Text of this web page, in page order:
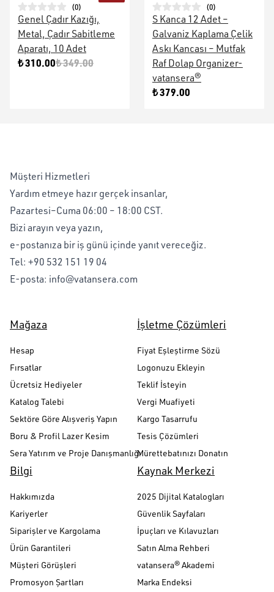
(0)
Genel Çadır Kazığı,
Metal, Çadır Sabitleme
Aparatı, 10 Adet
₺ 310.00₺ 349.00
(0)
S Kanca 12 Adet –
Galvaniz Kaplama Çelik
Askı Kancası – Mutfak
Raf Dolap Organizer-
vatansera®
₺ 379.00
Müşteri Hizmetleri
Yardım etmeye hazır gerçek insanlar,
Pazartesi–Cuma 06:00 – 18:00 CST.
Bizi arayın veya yazın,
e-postanıza bir iş günü içinde yanıt vereceğiz.
Tel: +90 532 151 19 04
E-posta: info@vatansera.com
Mağaza
Hesap
Fırsatlar
Ücretsiz Hediyeler
Katalog Talebi
Sektöre Göre Alışveriş Yapın
Boru & Profil Lazer Kesim
Sera Yatırım ve Proje Danışmanlığı
İşletme Çözümleri
Fiyat Eşleştirme Sözü
Logonuzu Ekleyin
Teklif İsteyin
Vergi Muafiyeti
Kargo Tasarrufu
Tesis Çözümleri
Mürettebatınızı Donatın
Bilgi
Hakkımızda
Kariyerler
Siparişler ve Kargolama
Ürün Garantileri
Müşteri Görüşleri
Promosyon Şartları
Kaynak Merkezi
2025 Dijital Katalogları
Güvenlik Sayfaları
İpuçları ve Kılavuzları
Satın Alma Rehberi
vatansera® Akademi
Marka Endeksi